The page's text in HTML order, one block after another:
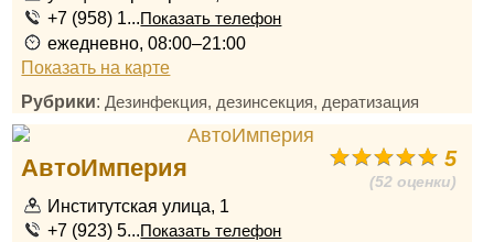
+7 (958) 1...Показать телефон
ежедневно, 08:00–21:00
Показать на карте
Рубрики:Дезинфекция, дезинсекция, дератизация
5
(52 оценки)
АвтоИмперия
Институтская улица, 1
+7 (923) 5...Показать телефон